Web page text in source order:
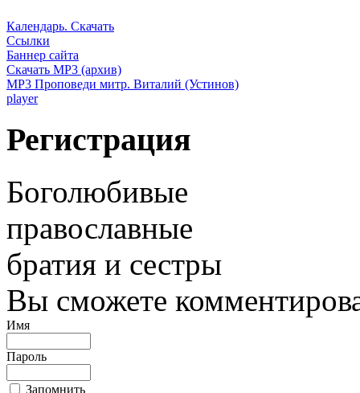
Календарь. Скачать
Ссылки
Баннер сайта
Скачать MP3 (архив)
MP3 Проповеди митр. Виталий (Устинов)
player
Регистрация
Боголюбивые
православные
братия и сестры
Вы сможете
Имя
Пароль
Запомнить